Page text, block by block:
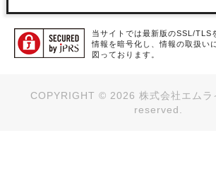
当サイトでは最新版のSSL/TLS
情報を暗号化し、情報の取扱い
図っております。
COPYRIGHT © 2026 株式会社エム
reserved.